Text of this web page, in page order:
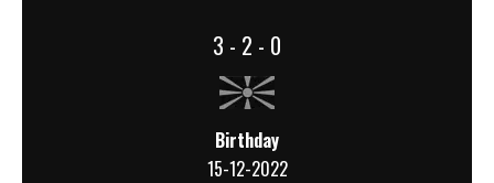
3 - 2 - 0
Birthday
15-12-2022